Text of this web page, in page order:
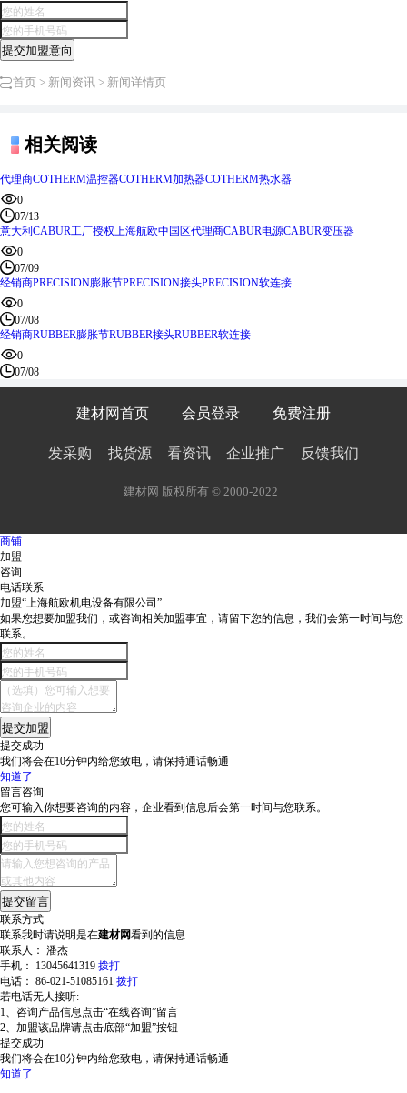
提交加盟意向
首页 > 新闻资讯 > 新闻详情页
相关阅读
代理商COTHERM温控器COTHERM加热器COTHERM热水器
0
07/13
意大利CABUR工厂授权上海航欧中国区代理商CABUR电源CABUR变压器
0
07/09
经销商PRECISION膨胀节PRECISION接头PRECISION软连接
0
07/08
经销商RUBBER膨胀节RUBBER接头RUBBER软连接
0
07/08
建材网首页 会员登录 免费注册
发采购 找货源 看资讯 企业推广 反馈我们
建材网 版权所有 © 2000-2022
商铺
加盟
咨询
电话联系
加盟“上海航欧机电设备有限公司”
如果您想要加盟我们，或咨询相关加盟事宜，请留下您的信息，我们会第一时间与您
联系。
提交加盟
提交成功
我们将会在10分钟内给您致电，请保持通话畅通
知道了
留言咨询
您可输入你想要咨询的内容，企业看到信息后会第一时间与您联系。
提交留言
联系方式
联系我时请说明是在建材网看到的信息
联系人： 潘杰
手机：
13045641319 拨打
电话： 86-021-51085161 拨打
若电话无人接听:
1、咨询产品信息点击“在线咨询”留言
2、加盟该品牌请点击底部“加盟”按钮
提交成功
我们将会在10分钟内给您致电，请保持通话畅通
知道了